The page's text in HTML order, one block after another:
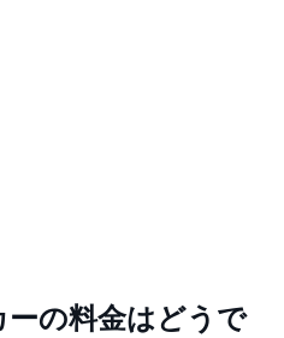
ーの料金はどうで